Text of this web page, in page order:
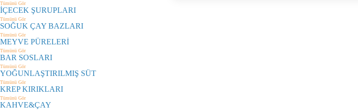
Tümünü Gör
İÇECEK ŞURUPLARI
Tümünü Gör
SOĞUK ÇAY BAZLARI
Tümünü Gör
MEYVE PÜRELERİ
Tümünü Gör
BAR SOSLARI
Tümünü Gör
YOĞUNLAŞTIRILMIŞ SÜT
Tümünü Gör
KREP KIRIKLARI
Tümünü Gör
KAHVE&ÇAY